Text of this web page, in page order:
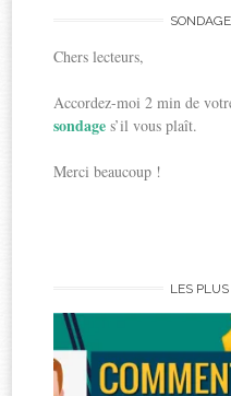
SONDAGE
Chers lecteurs,
Accordez-moi 2 min de
sondages’il vous plaît.
Merci beaucoup !
LES PLUS